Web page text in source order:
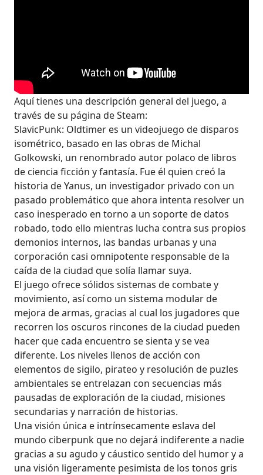
Aquí tienes una descripción general del juego, a
través de su página de Steam:
SlavicPunk: Oldtimer es un videojuego de disparos
isométrico, basado en las obras de Michal
Golkowski, un renombrado autor polaco de libros
de ciencia ficción y fantasía. Fue él quien creó la
historia de Yanus, un investigador privado con un
pasado problemático que ahora intenta resolver un
caso inesperado en torno a un soporte de datos
robado, todo ello mientras lucha contra sus propios
demonios internos, las bandas urbanas y una
corporación casi omnipotente responsable de la
caída de la ciudad que solía llamar suya.
El juego ofrece sólidos sistemas de combate y
movimiento, así como un sistema modular de
mejora de armas, gracias al cual los jugadores que
recorren los oscuros rincones de la ciudad pueden
hacer que cada encuentro se sienta y se vea
diferente. Los niveles llenos de acción con
elementos de sigilo, pirateo y resolución de puzles
ambientales se entrelazan con secuencias más
pausadas de exploración de la ciudad, misiones
secundarias y narración de historias.
Una visión única e intrínsecamente eslava del
mundo ciberpunk que no dejará indiferente a nadie
gracias a su agudo y cáustico sentido del humor y a
una visión ligeramente pesimista de los tonos gris